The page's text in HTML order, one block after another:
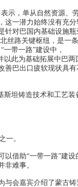
示，单从自然资源、
这一潜力始终没有充分
针对巴国内基础设施瓶
丝路关键枢纽，是一
带一路”建设中，
以此为基础拓展中巴两
善巴出口疲软现状具有
坦铸造技术和工艺装
一。
借助“一带一路”建设
难事。
会嘉宾介绍了蒙古铸